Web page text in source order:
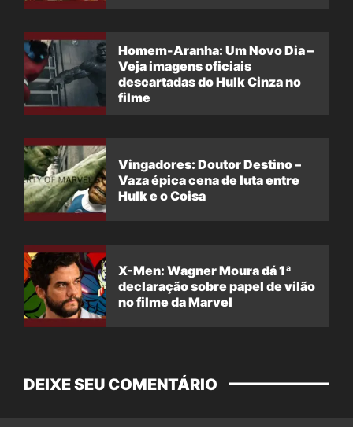
Homem-Aranha: Um Novo Dia –
Veja imagens oficiais
descartadas do Hulk Cinza no
filme
Vingadores: Doutor Destino –
Vaza épica cena de luta entre
Hulk e o Coisa
X-Men: Wagner Moura dá 1ª
declaração sobre papel de vilão
no filme da Marvel
DEIXE SEU COMENTÁRIO